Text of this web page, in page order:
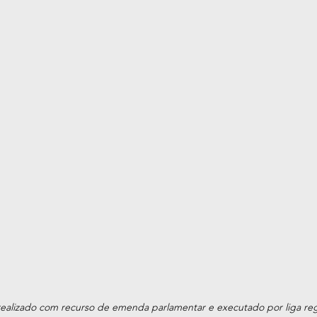
com recurso de emenda parlamentar e executado por liga